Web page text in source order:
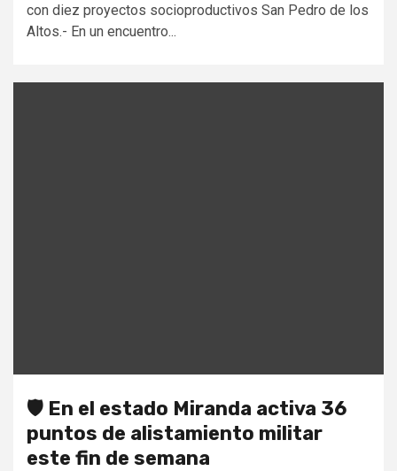
con diez proyectos socioproductivos San Pedro de los
Altos.- En un encuentro...
🛡️ En el estado Miranda activa 36
puntos de alistamiento militar
este fin de semana